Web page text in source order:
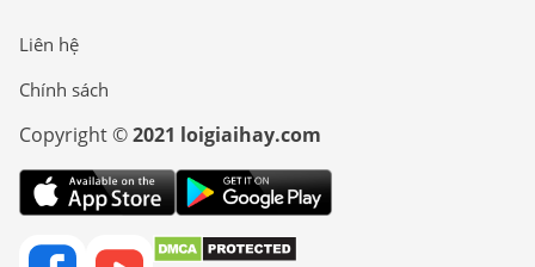
Liên hệ
Chính sách
Copyright ©2021 loigiaihay.com